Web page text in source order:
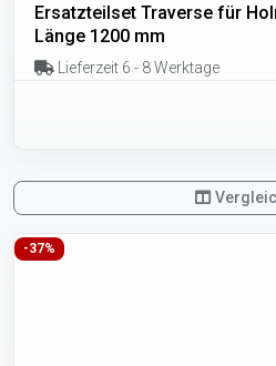
Ersatzteilset Traverse für
Länge 1200 mm
Lieferzeit 6 - 8 Werktage
-37%